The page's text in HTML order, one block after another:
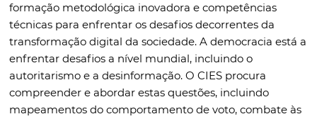
formação metodológica inovadora e competências
técnicas para enfrentar os desafios decorrentes da
transformação digital da sociedade. A democracia está a
enfrentar desafios a nível mundial, incluindo o
autoritarismo e a desinformação. O CIES procura
compreender e abordar estas questões, incluindo
mapeamentos do comportamento de voto, combate às